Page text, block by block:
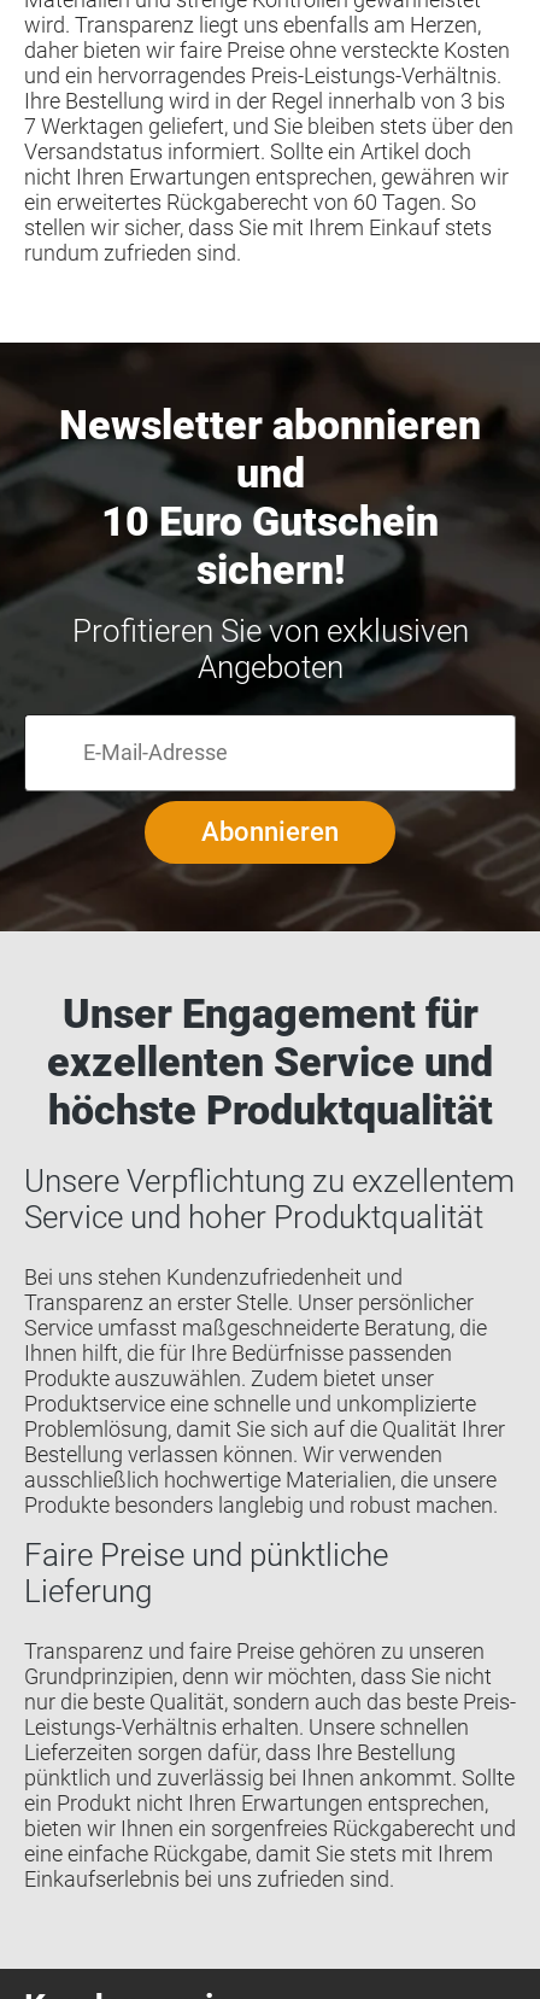
wird. Transparenz liegt uns ebenfalls am Herzen,
daher bieten wir faire Preise ohne versteckte Kosten
und ein hervorragendes Preis-Leistungs-Verhältnis.
Ihre Bestellung wird in der Regel innerhalb von 3 bis
7 Werktagen geliefert, und Sie bleiben stets über den
Versandstatus informiert. Sollte ein Artikel doch
nicht Ihren Erwartungen entsprechen, gewähren wir
ein erweitertes Rückgaberecht von 60 Tagen. So
stellen wir sicher, dass Sie mit Ihrem Einkauf stets
rundum zufrieden sind.
Newsletter abonnieren
und
10 Euro Gutschein
sichern!
Profitieren Sie von exklusiven
Angeboten
Abonnieren
Unser Engagement für
exzellenten Service und
höchste Produktqualität
Unsere Verpflichtung zu exzellentem
Service und hoher Produktqualität
Bei uns stehen Kundenzufriedenheit und
Transparenz an erster Stelle. Unser persönlicher
Service umfasst maßgeschneiderte Beratung, die
Ihnen hilft, die für Ihre Bedürfnisse passenden
Produkte auszuwählen. Zudem bietet unser
Produktservice eine schnelle und unkomplizierte
Problemlösung, damit Sie sich auf die Qualität Ihrer
Bestellung verlassen können. Wir verwenden
ausschließlich hochwertige Materialien, die unsere
Produkte besonders langlebig und robust machen.
Faire Preise und pünktliche
Lieferung
Transparenz und faire Preise gehören zu unseren
Grundprinzipien, denn wir möchten, dass Sie nicht
nur die beste Qualität, sondern auch das beste Preis-
Leistungs-Verhältnis erhalten. Unsere schnellen
Lieferzeiten sorgen dafür, dass Ihre Bestellung
pünktlich und zuverlässig bei Ihnen ankommt. Sollte
ein Produkt nicht Ihren Erwartungen entsprechen,
bieten wir Ihnen ein sorgenfreies Rückgaberecht und
eine einfache Rückgabe, damit Sie stets mit Ihrem
Einkaufserlebnis bei uns zufrieden sind.